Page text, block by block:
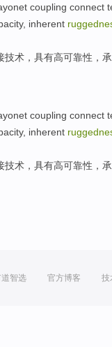
coupling connect
inherent
技术 ，具有高可靠性 ，
coupling connect
inherent
技术 ，具有高可靠性 ，
智选 官方博客 技